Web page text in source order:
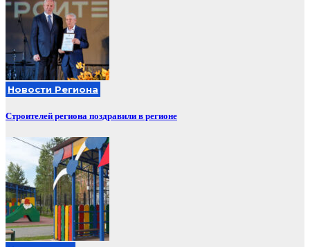
Новости Региона
Строителей региона поздравили в регионе